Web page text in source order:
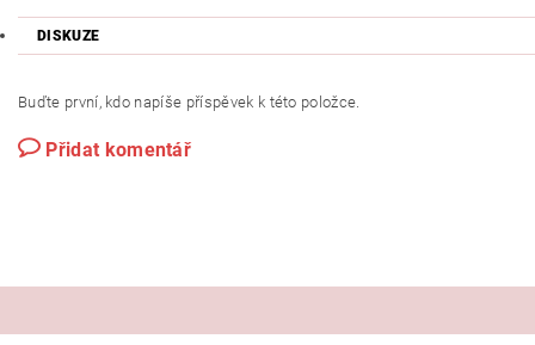
DISKUZE
Buďte první, kdo napíše příspěvek k této položce.
Přidat komentář